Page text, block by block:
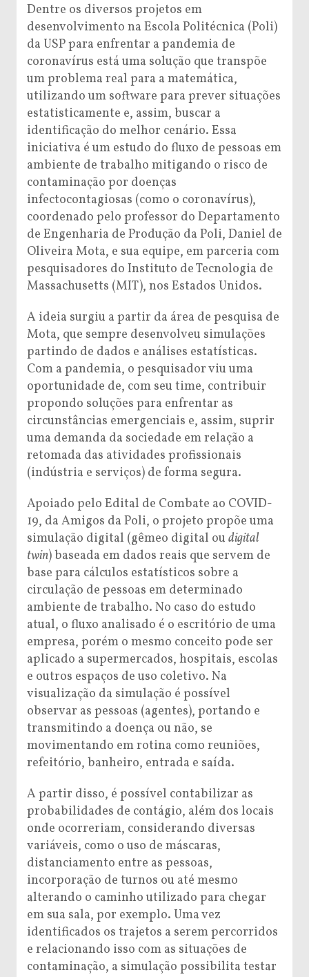
Dentre os diversos projetos em
desenvolvimento na Escola Politécnica (Poli)
da USP para enfrentar a pandemia de
coronavírus está uma solução que transpõe
um problema real para a matemática,
utilizando um software para prever situações
estatisticamente e, assim, buscar a
identificação do melhor cenário. Essa
iniciativa é um estudo do fluxo de pessoas em
ambiente de trabalho mitigando o risco de
contaminação por doenças
infectocontagiosas (como o coronavírus),
coordenado pelo professor do Departamento
de Engenharia de Produção da Poli, Daniel de
Oliveira Mota, e sua equipe, em parceria com
pesquisadores do Instituto de Tecnologia de
Massachusetts (MIT), nos Estados Unidos.
A ideia surgiu a partir da área de pesquisa de
Mota, que sempre desenvolveu simulações
partindo de dados e análises estatísticas.
Com a pandemia, o pesquisador viu uma
oportunidade de, com seu time, contribuir
propondo soluções para enfrentar as
circunstâncias emergenciais e, assim, suprir
uma demanda da sociedade em relação a
retomada das atividades profissionais
(indústria e serviços) de forma segura.
Apoiado pelo Edital de Combate ao COVID-
19, da Amigos da Poli, o projeto propõe uma
simulação digital (gêmeo digital ou digital
twin) baseada em dados reais que servem de
base para cálculos estatísticos sobre a
circulação de pessoas em determinado
ambiente de trabalho. No caso do estudo
atual, o fluxo analisado é o escritório de uma
empresa, porém o mesmo conceito pode ser
aplicado a supermercados, hospitais, escolas
e outros espaços de uso coletivo. Na
visualização da simulação é possível
observar as pessoas (agentes), portando e
transmitindo a doença ou não, se
movimentando em rotina como reuniões,
refeitório, banheiro, entrada e saída.
A partir disso, é possível contabilizar as
probabilidades de contágio, além dos locais
onde ocorreriam, considerando diversas
variáveis, como o uso de máscaras,
distanciamento entre as pessoas,
incorporação de turnos ou até mesmo
alterando o caminho utilizado para chegar
em sua sala, por exemplo. Uma vez
identificados os trajetos a serem percorridos
e relacionando isso com as situações de
contaminação, a simulação possibilita testar